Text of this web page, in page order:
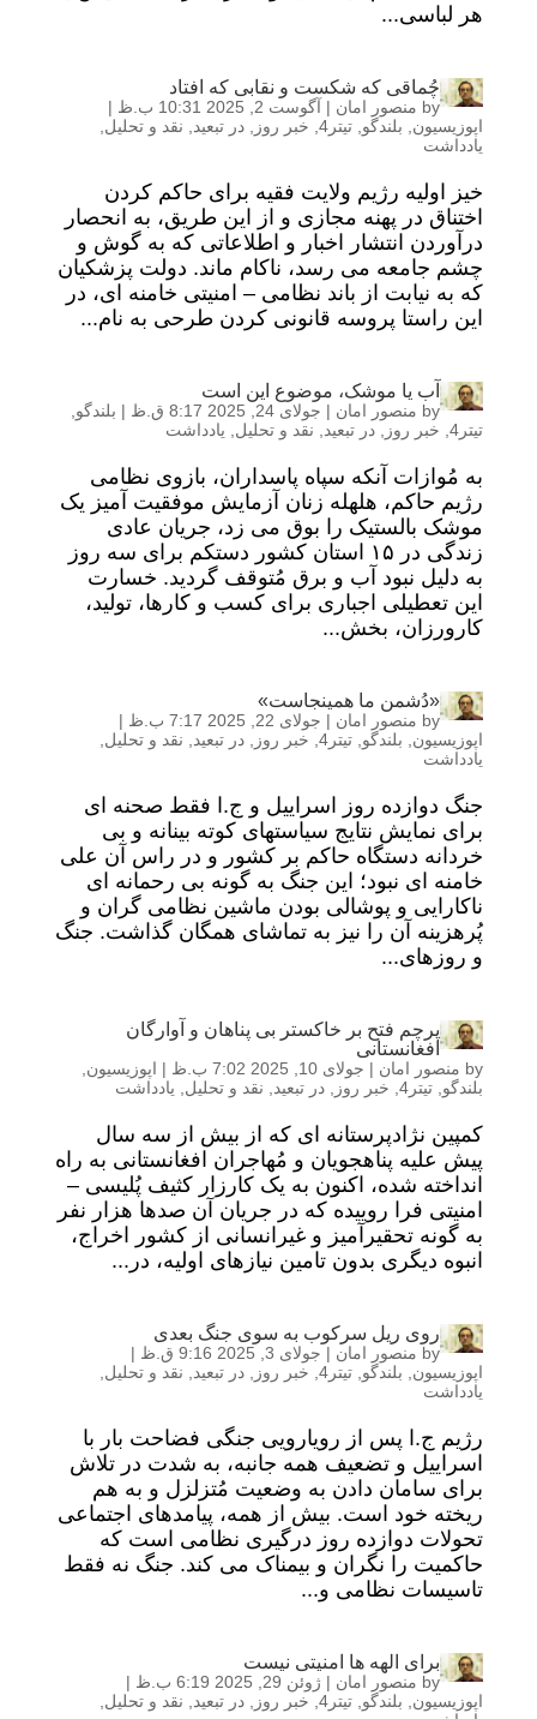
هر لباسی...
چُماقی که شکست و نقابی که افتاد
by منصور امان | آگوست 2, 2025 10:31 ب.ظ
|
اپوزیسیون
بلندگو تیتر4 , خبر روز در تبعید نقد و تحلیل
یادداشت
خیز اولیه رژیم ولایت فقیه برای حاکم کردن
اختناق در پهنه مجازی و از این طریق، به انحصار
درآوردن انتشار اخبار و اطلاعاتی که به گوش و
چشم جامعه می رسد، ناکام ماند. دولت پزشکیان
که به نیابت از باند نظامی – امنیتی خامنه ای، در
این راستا پروسه قانونی کردن طرحی به نام...
آب یا موشک، موضوع این است
by منصور امان | جولای 24, 2025 8:17 ق.ظ | بلندگو
تیتر4
, خبر روز در تبعید نقد و تحلیل یادداشت
به مُوازات آنکه سپاه پاسداران، بازوی نظامی
رژیم حاکم، هلهله زنان آزمایش موفقیت آمیز یک
موشک بالستیک را بوق می زد، جریان عادی
زندگی در ۱۵ استان کشور دستکم برای سه روز
به دلیل نبود آب و برق مُتوقف گردید. خسارت
این تعطیلی اجباری برای کسب و کارها، تولید،
کارورزان، بخش...
«دُشمن ما همینجاست»
by منصور امان | جولای 22, 2025 7:17 ب.ظ
|
اپوزیسیون
بلندگو تیتر4 , خبر روز در تبعید نقد و تحلیل
یادداشت
جنگ دوازده روز اسراییل و ج.ا فقط صحنه ای
برای نمایش نتایج سیاستهای کوته بینانه و بی
خردانه دستگاه حاکم بر کشور و در راس آن علی
خامنه ای نبود؛ این جنگ به گونه بی رحمانه ای
ناکارایی و پوشالی بودن ماشین نظامی گران و
پُرهزینه آن را نیز به تماشای همگان گذاشت. جنگ
و روزهای...
پرچم فتح بر خاکستر بی پناهان و آوارگان
افغانستانی
by منصور امان | جولای 10, 2025 7:02 ب.ظ | اپوزیسیون
بلندگو تیتر4 , خبر روز در تبعید نقد و تحلیل یادداشت
کمپین نژادپرستانه ای که از بیش از سه سال
پیش علیه پناهجویان و مُهاجران افغانستانی به راه
انداخته شده، اکنون به یک کارزار کثیف پُلیسی –
امنیتی فرا روییده که در جریان آن صدها هزار نفر
به گونه تحقیرآمیز و غیرانسانی از کشور اخراج،
انبوه دیگری بدون تامین نیازهای اولیه، در...
روی ریل سرکوب به سوی جنگ بعدی
by منصور امان | جولای 3, 2025 9:16 ق.ظ
|
اپوزیسیون
بلندگو تیتر4 , خبر روز در تبعید نقد و تحلیل
یادداشت
رژیم ج.ا پس از رویارویی جنگی فضاحت بار با
اسراییل و تضعیف همه جانبه، به شدت در تلاش
برای سامان دادن به وضعیت مُتزلزل و به هم
ریخته خود است. بیش از همه، پیامدهای اجتماعی
تحولات دوازده روز درگیری نظامی است که
حاکمیت را نگران و بیمناک می کند. جنگ نه فقط
تاسیسات نظامی و...
برای الهه ها امنیتی نیست
by منصور امان | ژوئن 29, 2025 6:19 ب.ظ
|
اپوزیسیون
بلندگو تیتر4 , خبر روز در تبعید نقد و تحلیل